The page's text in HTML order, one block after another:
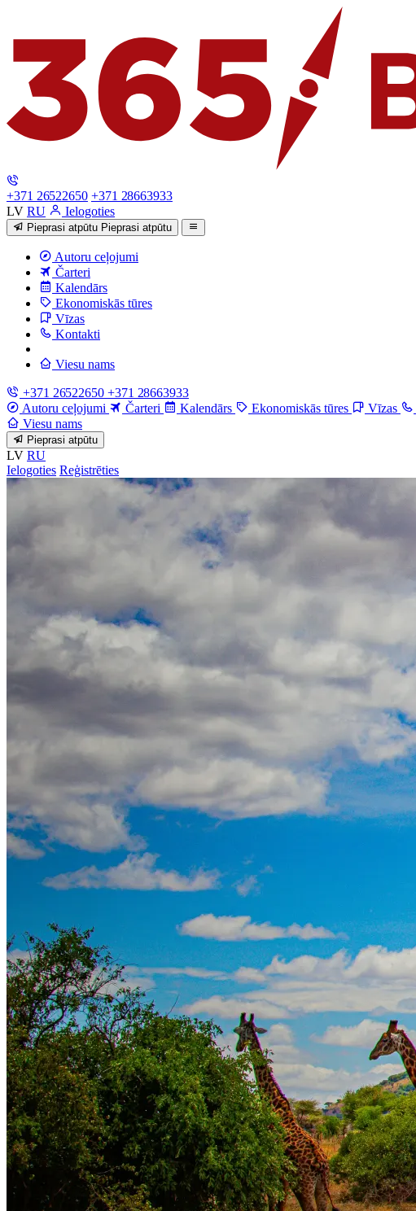
+371 26522650 +371 28663933
LV RU Ielogoties
Pieprasi atpūtu Pieprasi atpūtu
Autoru ceļojumi
Čarteri
Kalendārs
Ekonomiskās tūres
Vīzas
Kontakti
Viesu nams
+371 26522650 +371 28663933
Autoru ceļojumi
Čarteri Kalendārs Ekonomiskās tūres Vīzas
Viesu nams
Pieprasi atpūtu
LV RU
Ielogoties Reģistrēties